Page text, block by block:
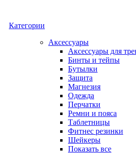
Категории
Аксессуары
Аксессуары для
Бинты и тейпы
Бутылки
Защита
Магнезия
Одежда
Перчатки
Ремни и пояса
Таблетницы
Фитнес резинки
Шейкеры
Показать все